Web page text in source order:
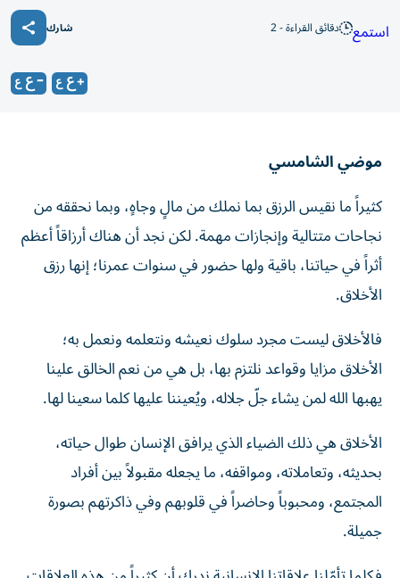
استمع دقائق القراءة - 2 شارك
كثيراً ما نقيس الرزق بما نملك من مالٍ وجاهٍ، وبما نحققه من
نجاحات متتالية وإنجازات مهمة. لكن نجد أن هناك أرزاقاً أعظم
أثراً في حياتنا، باقية ولها حضور في سنوات عمرنا؛ إنها رزق
الأخلاق.
الأخلاق مزايا وقواعد نلتزم بها، بل هي من نعم الخالق علينا
يهبها الله لمن يشاء جلّ جلاله، ويُعيننا عليها كلما سعينا لها.
بحديثه، وتعاملاته، ومواقفه، ما يجعله مقبولاً بين أفراد
المجتمع، ومحبوباً وحاضراً في قلوبهم وفي ذاكرتهم بصورة
جميلة.
فكلما تأمّلنا علاقاتنا الإنسانية ندرك أن كثيراً من هذه العلاقات